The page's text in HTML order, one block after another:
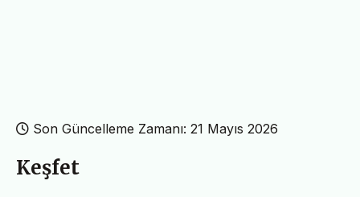
Son Güncelleme Zamanı: 21 Mayıs 2026
Keşfet